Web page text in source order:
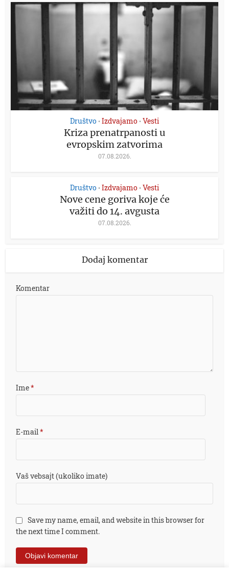
Društvo • Izdvajamo • Vesti
Kriza prenatrpanosti u
evropskim zatvorima
07.08.2026.
Društvo • Izdvajamo • Vesti
Nove cene goriva koje će
važiti do 14. avgusta
07.08.2026.
Dodaj komentar
Komentar
Ime*
E-mail*
Vaš vebsajt (ukoliko imate)
Save my name, email, and website in this browser for
the next time I comment.